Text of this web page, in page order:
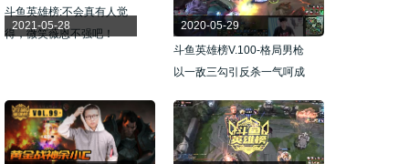
2021-05-28
斗鱼英雄榜:不会真有人觉
得，微笑薇恩不强吧！
2020-05-29
斗鱼英雄榜V.100-格局男枪
以一敌三勾引反杀一气呵成